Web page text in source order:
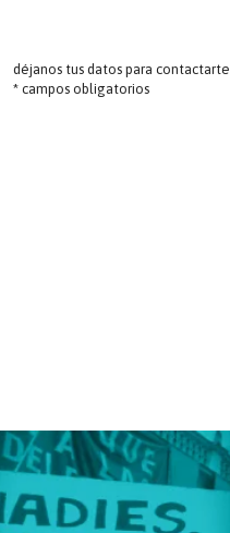
déjanos tus datos para contactarte
* campos obligatorios